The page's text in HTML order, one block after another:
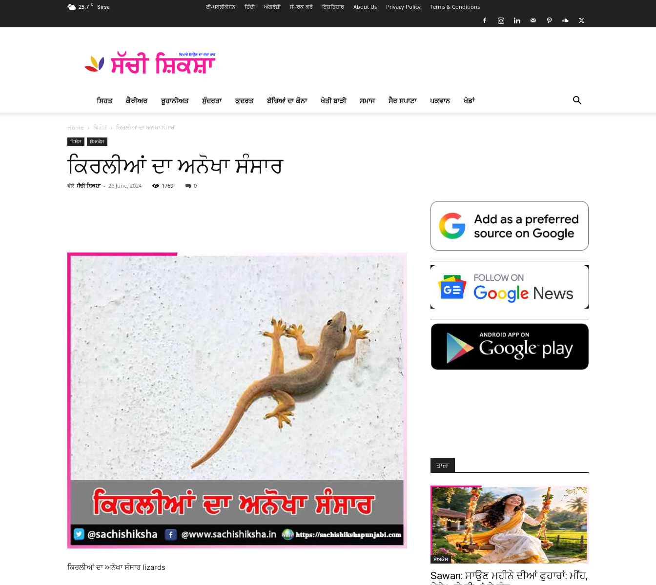
25.7 C Sirsa ਈ-ਪਬਲੀਕੇਸ਼ਨ ਹਿੰਦੀ ਅੰਗਰੇਜ਼ੀ ਸੰਪਰਕ ਕਰੋ ਇਸ਼ਤਿਹਾਰ About Us Privacy Policy Terms & Conditions
Shiksha
Punjabi
ਸ਼ਿਕਸ਼ਾ
ਪ੍ਰਸਿੱਧ
ਮੈਗਜ਼ੀਨ
ਸਿਹਤ ਕੈਰੀਅਰ ਰੂਹਾਨੀਅਤ ਸੁੰਦਰਤਾ ਕੁਦਰਤ ਬੱਚਿਆਂ ਦਾ ਕੋਨਾ ਖੇਤੀ ਬਾੜੀ ਸਮਾਜ ਸੈਰ ਸਪਾਟਾ ਪਕਵਾਨ ਖੇਡਾਂ
Home ਵਿਸ਼ੇਸ਼ ਕਿਰਲੀਆਂ ਦਾ ਅਨੋਖਾ ਸੰਸਾਰ
ਵਿਸ਼ੇਸ਼ ਸ਼ੋਅਕੇਸ
ਕਿਰਲੀਆਂ ਦਾ ਅਨੋਖਾ ਸੰਸਾਰ
ਵੱਲੋ ਸੱਚੀ ਸ਼ਿਕਸ਼ਾ - 26 June, 2024 1769 0
Telegram Copy URL
ਕਿਰਲੀਆਂ ਦਾ ਅਨੋਖਾ ਸੰਸਾਰ lizards
ਤਾਜ਼ਾ
ਸ਼ੋਅਕੇਸ
Sawan: ਸਾਉਣ ਮਹੀਨੇ ਦੀਆਂ ਫੁਹਾਰਾਂ: ਮੀਂਹ,